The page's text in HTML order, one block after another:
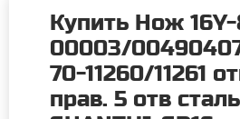
Купить Нож
00003/
70-11260/11261
прав. 5 отв